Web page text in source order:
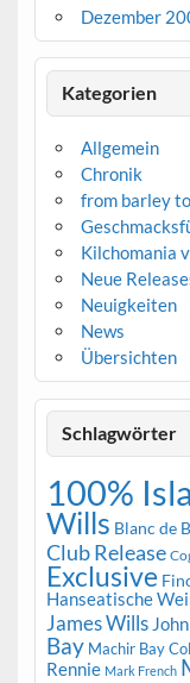
Dezember
Kategorien
Allgemein
Chronik
from barley
Kilchomania
Neue
Neuigkeiten
News
Übersichten
Schlagwörter
100%
Wills Blanc de
Club Release
Exclusive
Hanseatische
James Wills
Bay Machir Bay
Rennie Mark French